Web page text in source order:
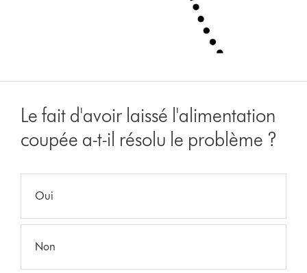
Le fait d'avoir laissé l'alimentation
coupée a-t-il résolu le problème ?
Oui
Non